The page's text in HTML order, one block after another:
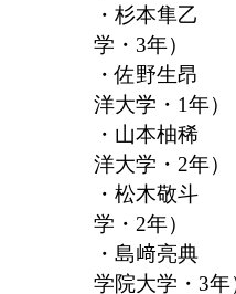
・杉本隼乙
学・3年）
・佐野生昂
洋大学・1年）
・山本柚稀
洋大学・2年）
・松木敬斗
学・2年）
・島﨑亮典
学院大学・3年